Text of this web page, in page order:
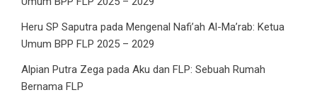
Heru SP Saputra pada Mengenal Nafi’ah Al-Ma’rab: Ketua
Umum BPP FLP 2025 – 2029
Alpian Putra Zega pada Aku dan FLP: Sebuah Rumah
Bernama FLP